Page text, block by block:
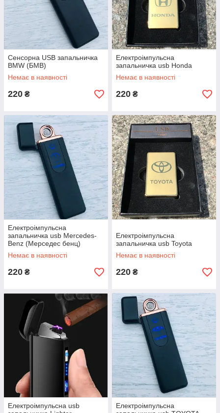
Сенсорна USB запальничка
BMW (БМВ)
Немає в наявності
220 ₴
Електроімпульсна
запальничка usb Honda
Немає в наявності
220 ₴
Електроімпульсна
запальничка usb Mercedes-
Benz (Мерседес бенц)
Немає в наявності
220 ₴
Електроімпульсна
запальничка usb Toyota
Немає в наявності
220 ₴
Електроімпульсна usb
Електроімпульсна